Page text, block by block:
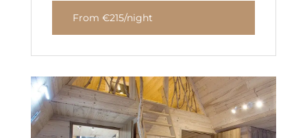
From €215/night